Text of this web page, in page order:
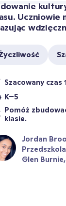
Uczniowie
Szacowany czas
K–5
Pomóż
klasie.
Jordan
Glen